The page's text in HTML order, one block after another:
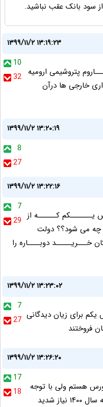
۱۳۹۹/۱۱/۲ ۱۳:۱۹:۲۳
10
32 پتروشیمی ارومیه
خارجی ها درآن
۱۳۹۹/۱۱/۲ ۱۳:۲۰:۱۹
8
27
۱۳۹۹/۱۱/۲ ۱۳:۲۲:۱۶
7
29 یـــــــکم کــــــه از
چه می شود؟؟ دولت
دوبــــاره را
۱۳۹۹/۱۱/۲ ۱۳:۲۳:۰۲
7
27 برای زیان دیدگانی
۱۳۹۹/۱۱/۲ ۱۳:۲۶:۲۰
17
18
هستم ولی با توجه
به حجم نقدینگی وافزایش مبلغ بودجه سال ۱۴۰۰ نیاز شدید